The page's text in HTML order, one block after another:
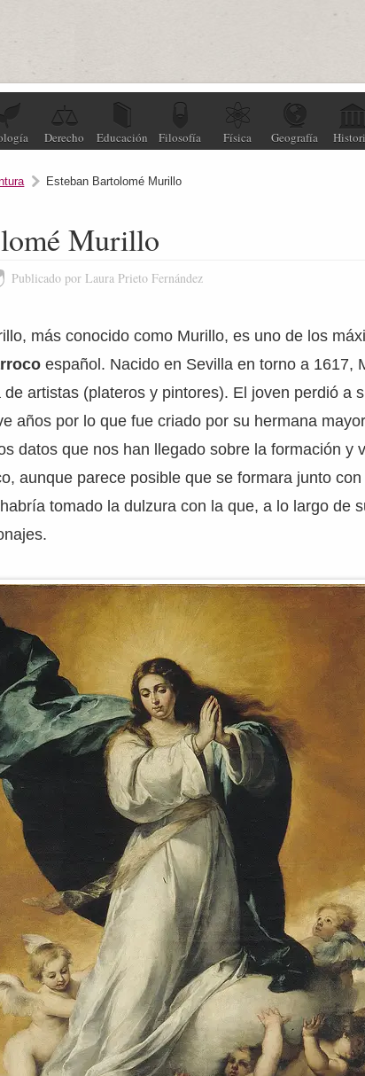
Derecho Educación Filosofía Física Geografía
Esteban Bartolomé Murillo
Murillo
Publicado por Laura Prieto Fernández
más conocido como Murillo, es uno de los
español. Nacido en Sevilla en torno a 1617,
artistas (plateros y pintores). El joven perdió a
años por lo que fue criado por su hermana
datos que nos han llegado sobre la formación y
aunque parece posible que se formara junto
tomado la dulzura con la que, a lo largo de